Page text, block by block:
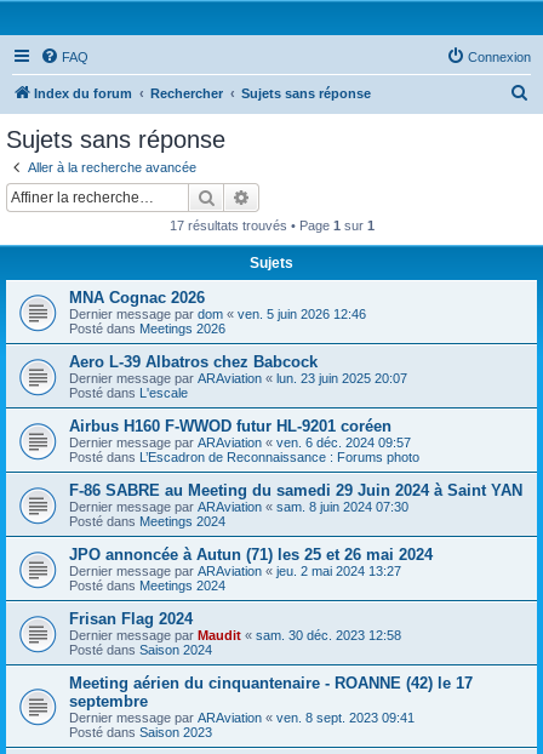
FAQ Connexion
Index du forum Rechercher Sujets sans réponse
Sujets sans réponse
Aller à la recherche avancée
Rechercher
17 résultats trouvés • Page 1 sur 1
Sujets
MNA Cognac 2026
Dernier message par dom « ven. 5 juin 2026 12:46
Posté dans Meetings 2026
Aero L-39 Albatros chez Babcock
Dernier message par ARAviation « lun. 23 juin 2025 20:07
Posté dans L'escale
Airbus H160 F-WWOD futur HL-9201 coréen
Dernier message par ARAviation « ven. 6 déc. 2024 09:57
Posté dans L’Escadron de Reconnaissance : Forums photo
F-86 SABRE au Meeting du samedi 29 Juin 2024 à Saint YAN
Dernier message par ARAviation « sam. 8 juin 2024 07:30
Posté dans Meetings 2024
JPO annoncée à Autun (71) les 25 et 26 mai 2024
Dernier message par ARAviation « jeu. 2 mai 2024 13:27
Posté dans Meetings 2024
Frisan Flag 2024
Dernier message par Maudit « sam. 30 déc. 2023 12:58
Posté dans Saison 2024
Meeting aérien du cinquantenaire - ROANNE (42) le 17
septembre
Dernier message par ARAviation « ven. 8 sept. 2023 09:41
Posté dans Saison 2023